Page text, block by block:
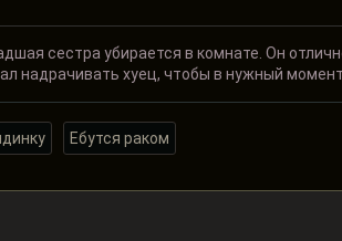
сестра убирается в комнате. Он
надрачивать хуец, чтобы в нужный
Ебутся раком